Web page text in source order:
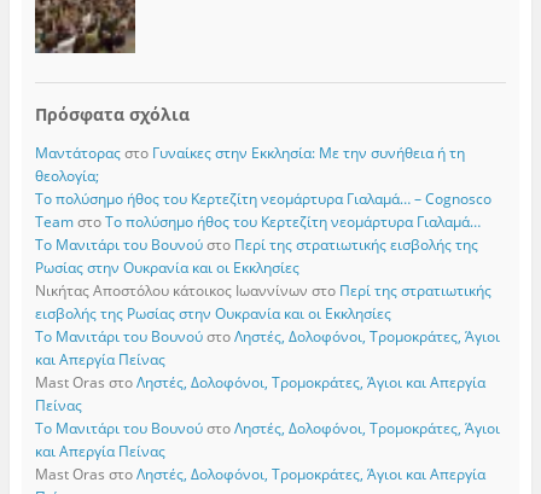
Πρόσφατα σχόλια
Μαντάτοραςστο Γυναίκες στην Εκκλησία: Με την συνήθεια ή τη
θεολογία;
Το πολύσημο ήθος του Κερτεζίτη νεομάρτυρα Γιαλαμά… – Cognosco
TeamστοΤο πολύσημο ήθος του Κερτεζίτη νεομάρτυρα Γιαλαμά…
Το Μανιτάρι του Βουνούστο Περί της στρατιωτικής εισβολής της
Ρωσίας στην Ουκρανία και οι Εκκλησίες
Νικήτας Αποστόλου κάτοικος Ιωαννίνων στο Περί της στρατιωτικής
εισβολής της Ρωσίας στην Ουκρανία και οι Εκκλησίες
Το Μανιτάρι του ΒουνούστοΛηστές, Δολοφόνοι, Τρομοκράτες, Άγιοι
και Απεργία Πείνας
Mast Oras στοΛηστές, Δολοφόνοι, Τρομοκράτες, Άγιοι και Απεργία
Πείνας
Το Μανιτάρι του ΒουνούστοΛηστές, Δολοφόνοι, Τρομοκράτες, Άγιοι
και Απεργία Πείνας
Mast Oras στοΛηστές, Δολοφόνοι, Τρομοκράτες, Άγιοι και Απεργία